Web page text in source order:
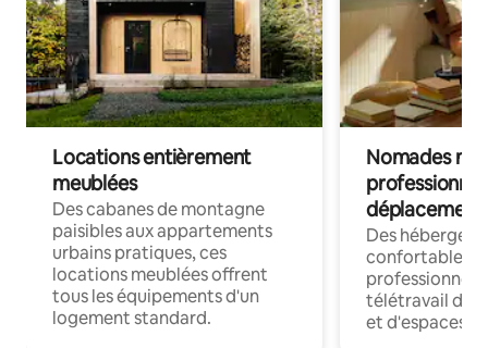
Locations entièrement
meublées
Des cabanes de montagne
paisibles aux appartements
urbains pratiques, ces
locations meublées offrent
tous les équipements d'un
logement standard.
Nomades
déplacement
Des
confortables
professionnels
télétravail
et d'espaces